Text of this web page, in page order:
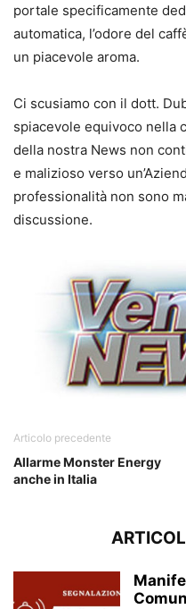
portale specificamente
automatica, l’odore del
un piacevole aroma.
Ci scusiamo con il dott.
spiacevole equivoco nella
della nostra News non
e malizioso verso
professionalità non sono
discussione.
Articolo precedente
Allarme Monster Energy
anche in Italia